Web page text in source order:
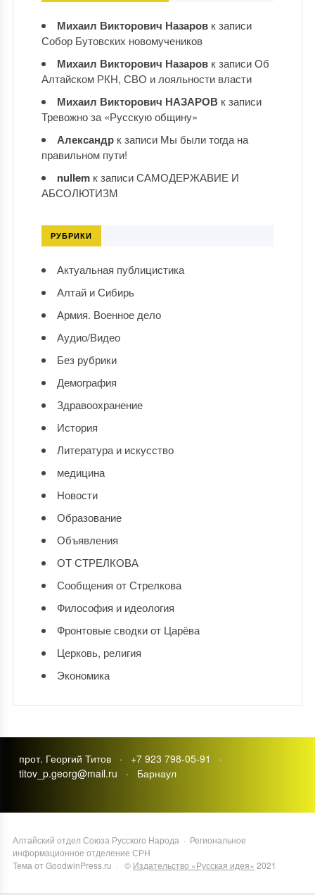
Михаил Викторович Назаровк записи
Собор Бутовских новомучеников
Михаил Викторович Назаровк записиОб
Алтайском РКН, СВО и лояльности власти
Михаил Викторович НАЗАРОВ к записи
Тревожно за «Русскую общину»
Александрк записи Мы были тогда на
правильном пути!
nullemк записиСАМОДЕРЖАВИЕ И
АБСОЛЮТИЗМ
РУБРИКИ
Актуальная публицистика
Алтай и Сибирь
Армия. Военное дело
Аудио/Видео
Без рубрики
Демография
Здравоохранение
История
Литература и искусство
медицина
Новости
Образование
Объявления
ОТ СТРЕЛКОВА
Сообщения от Стрелкова
Философия и идеология
Фронтовые сводки от Царёва
Церковь, религия
Экономика
прот. Георгий Титов · +7 923 798-05-91 ·
titov_p.georg@mail.ru · Барнаул
Алтайский отдел Союза Русского Народа · Региональное
информационное отделение СРН
Тема от GoodwinPress.ru · © Издательство «Русская идея» 2021